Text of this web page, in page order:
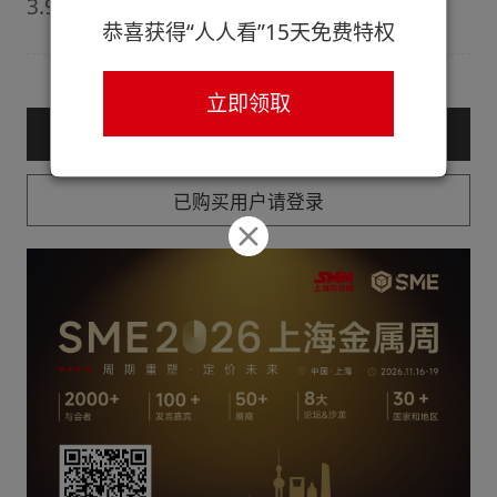
3.98%。
— 购买服务后查看全文 —
已购买用户请登录
恭喜获得“人人看”15天免费特权
立即领取